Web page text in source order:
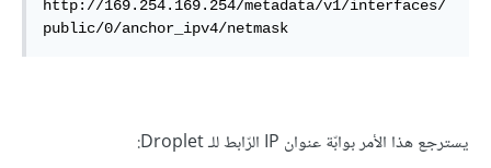
http://169.254.169.254/metadata/v1/interfaces/
public/0/anchor_ipv4/netmask
يسترجع هذا الأمر بوابّة عنوان IP الرّابط للـ Droplet: